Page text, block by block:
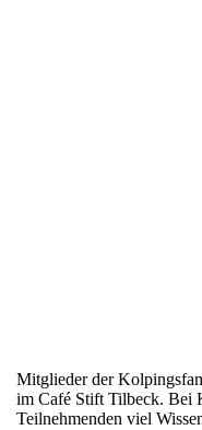
Mitglieder der
im Café Stift Tilbeck. Bei
Teilnehmenden viel